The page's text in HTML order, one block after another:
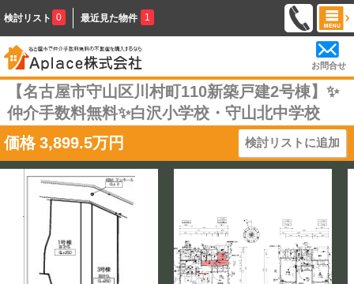
検討リスト 0 最近見た物件 1
お問合せ
【名古屋市守山区川村町110新築戸建2号棟】✨️
仲介手数料無料✨️白沢小学校・守山北中学校
価格 3,899.5万円 検討リストに追加